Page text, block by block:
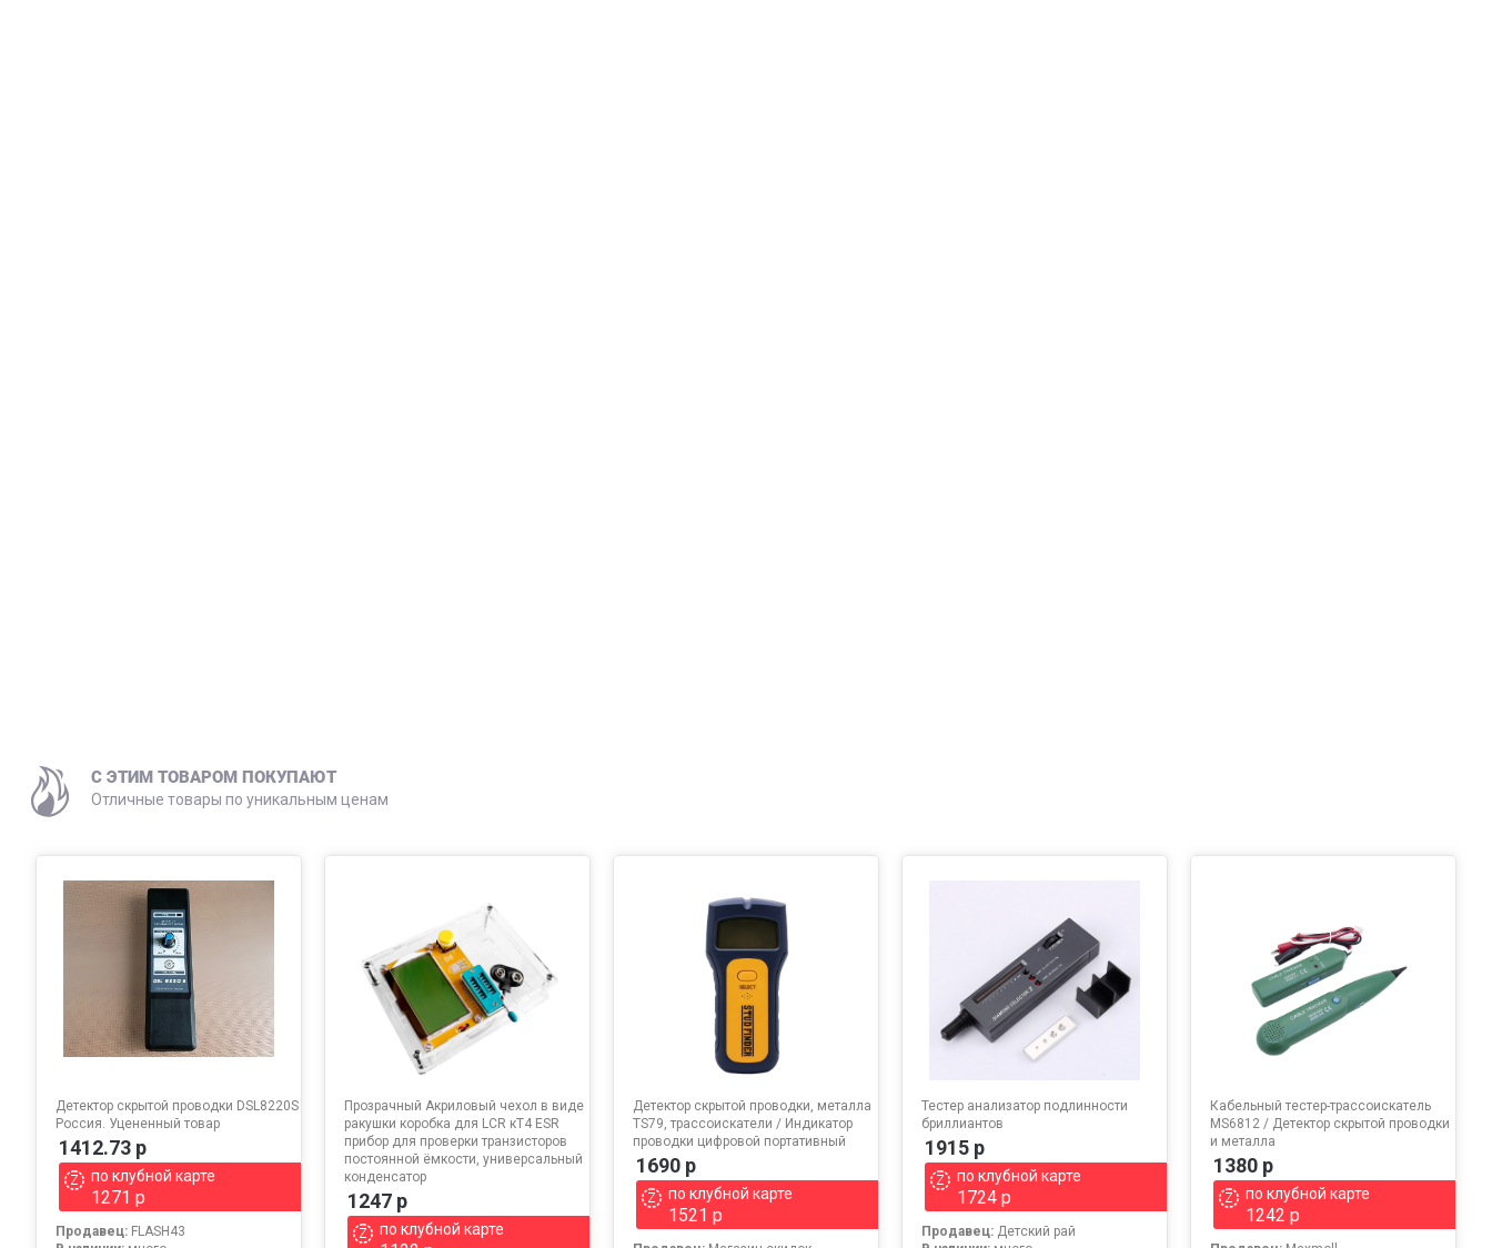
C ЭТИМ ТОВАРОМ ПОКУПАЮТ
Отличные товары по уникальным ценам
Детектор скрытой проводки DSL8220S
Россия. Уцененный товар
1412.73 р
по клубной карте
1271 р
Продавец: FLASH43
Прозрачный Акриловый чехол в виде
ракушки коробка для LCR кT4 ESR
прибор для проверки транзисторов
постоянной ёмкости, универсальный
конденсатор
1247 р
по клубной карте
Детектор скрытой проводки, металла
TS79, трассоискатели / Индикатор
проводки цифровой портативный
1690 р
по клубной карте
1521 р
Тестер анализатор подлинности
бриллиантов
1915 р
по клубной карте
1724 р
Продавец: Детский рай
Кабельный тестер-трассоискатель
MS6812 / Детектор скрытой проводки
и металла
1380 р
по клубной карте
1242 р